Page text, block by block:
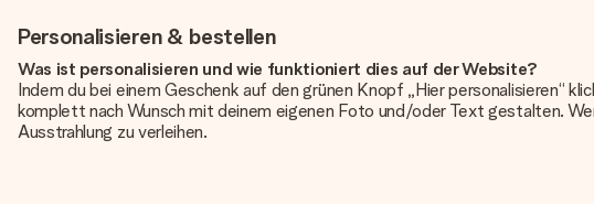
Personalisieren & bestellen
Was ist personalisieren und wie funktioniert dies auf der Website?
Indem du bei einem Geschenk auf den grünen Knopf „Hier personalisieren“
komplett nach Wunsch mit deinem eigenen Foto und/oder Text gestalten.
Ausstrahlung zu verleihen.